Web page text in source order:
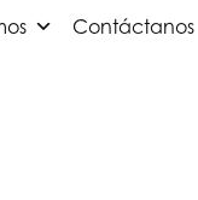
Contáctanos